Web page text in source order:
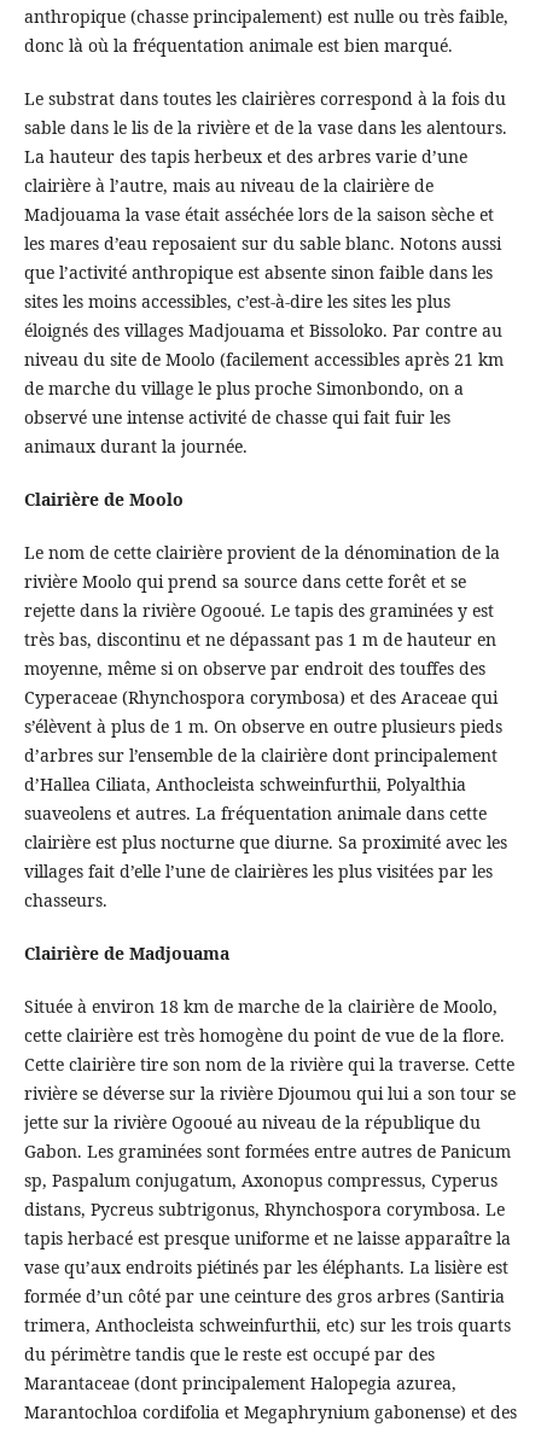
anthropique (chasse principalement) est nulle ou très faible,
donc là où la fréquentation animale est bien marqué.
Le substrat dans toutes les clairières correspond à la fois du
sable dans le lis de la rivière et de la vase dans les alentours.
La hauteur des tapis herbeux et des arbres varie d’une
clairière à l’autre, mais au niveau de la clairière de
Madjouama la vase était asséchée lors de la saison sèche et
les mares d’eau reposaient sur du sable blanc. Notons aussi
que l’activité anthropique est absente sinon faible dans les
sites les moins accessibles, c’est-à-dire les sites les plus
éloignés des villages Madjouama et Bissoloko. Par contre au
niveau du site de Moolo (facilement accessibles après 21 km
de marche du village le plus proche Simonbondo, on a
observé une intense activité de chasse qui fait fuir les
animaux durant la journée.
Clairière de Moolo
Le nom de cette clairière provient de la dénomination de la
rivière Moolo qui prend sa source dans cette forêt et se
rejette dans la rivière Ogooué. Le tapis des graminées y est
très bas, discontinu et ne dépassant pas 1 m de hauteur en
moyenne, même si on observe par endroit des touffes des
Cyperaceae (Rhynchospora corymbosa) et des Araceae qui
s’élèvent à plus de 1 m. On observe en outre plusieurs pieds
d’arbres sur l’ensemble de la clairière dont principalement
d’Hallea Ciliata, Anthocleista schweinfurthii, Polyalthia
suaveolens et autres. La fréquentation animale dans cette
clairière est plus nocturne que diurne. Sa proximité avec les
villages fait d’elle l’une de clairières les plus visitées par les
chasseurs.
Clairière de Madjouama
Située à environ 18 km de marche de la clairière de Moolo,
cette clairière est très homogène du point de vue de la flore.
Cette clairière tire son nom de la rivière qui la traverse. Cette
rivière se déverse sur la rivière Djoumou qui lui a son tour se
jette sur la rivière Ogooué au niveau de la république du
Gabon. Les graminées sont formées entre autres de Panicum
sp, Paspalum conjugatum, Axonopus compressus, Cyperus
distans, Pycreus subtrigonus, Rhynchospora corymbosa. Le
tapis herbacé est presque uniforme et ne laisse apparaître la
vase qu’aux endroits piétinés par les éléphants. La lisière est
formée d’un côté par une ceinture des gros arbres (Santiria
trimera, Anthocleista schweinfurthii, etc) sur les trois quarts
du périmètre tandis que le reste est occupé par des
Marantaceae (dont principalement Halopegia azurea,
Marantochloa cordifolia et Megaphrynium gabonense) et des